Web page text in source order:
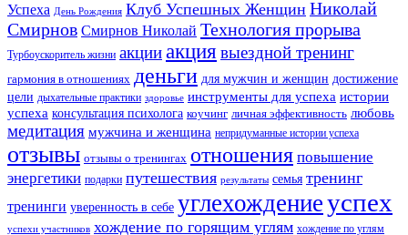
Успеха День Рождения Клуб Успешных Женщин Николай
Смирнов Смирнов Николай Технология прорыва
Турбоускоритель жизни акцииакция выездной тренинг
гармония в отношениях деньги для мужчин и женщин достижение
цели дыхательные практики здоровье инструменты для успеха истории
успеха консультация психолога коучинг личная эффективность любовь
медитация мужчина и женщина непридуманные истории успеха
отзывы отзывы о тренингах отношения повышение
энергетики подарки путешествия результаты семья тренинг
тренинги уверенность в себе углехождениеуспех
успехи участников хождение по горящим углям хождение по углям